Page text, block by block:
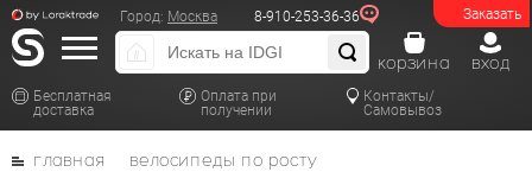
Заказать
Город: Москва 8-910-253-36-36
Бесплатная
доставка
Оплата при
получении
Контакты/
Самовывоз
вход
корзина
главная велосипеды по росту